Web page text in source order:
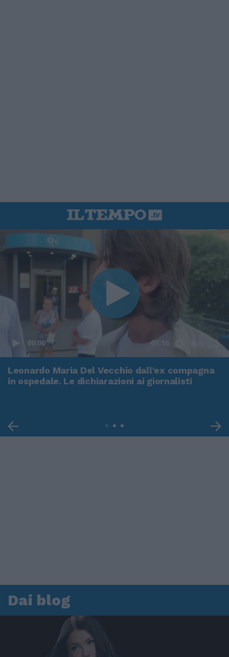
00:00 01:16
Leonardo Maria Del Vecchio dall'ex compagna
in ospedale. Le dichiarazioni ai giornalisti
Dai blog